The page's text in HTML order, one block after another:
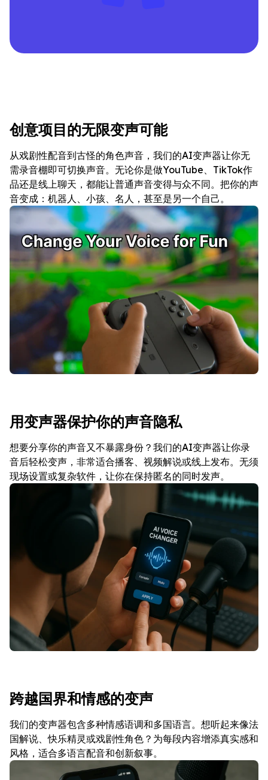
创意项目的无限变声可能
从戏剧性配音到古怪的角色声音，我们的AI变声器让你无
需录音棚即可切换声音。无论你是做YouTube、TikTok作
品还是线上聊天，都能让普通声音变得与众不同。把你的声
音变成：机器人、小孩、名人，甚至是另一个自己。
用变声器保护你的声音隐私
想要分享你的声音又不暴露身份？我们的AI变声器让你录
音后轻松变声，非常适合播客、视频解说或线上发布。无须
现场设置或复杂软件，让你在保持匿名的同时发声。
跨越国界和情感的变声
我们的变声器包含多种情感语调和多国语言。想听起来像法
国解说、快乐精灵或戏剧性角色？为每段内容增添真实感和
风格，适合多语言配音和创新叙事。